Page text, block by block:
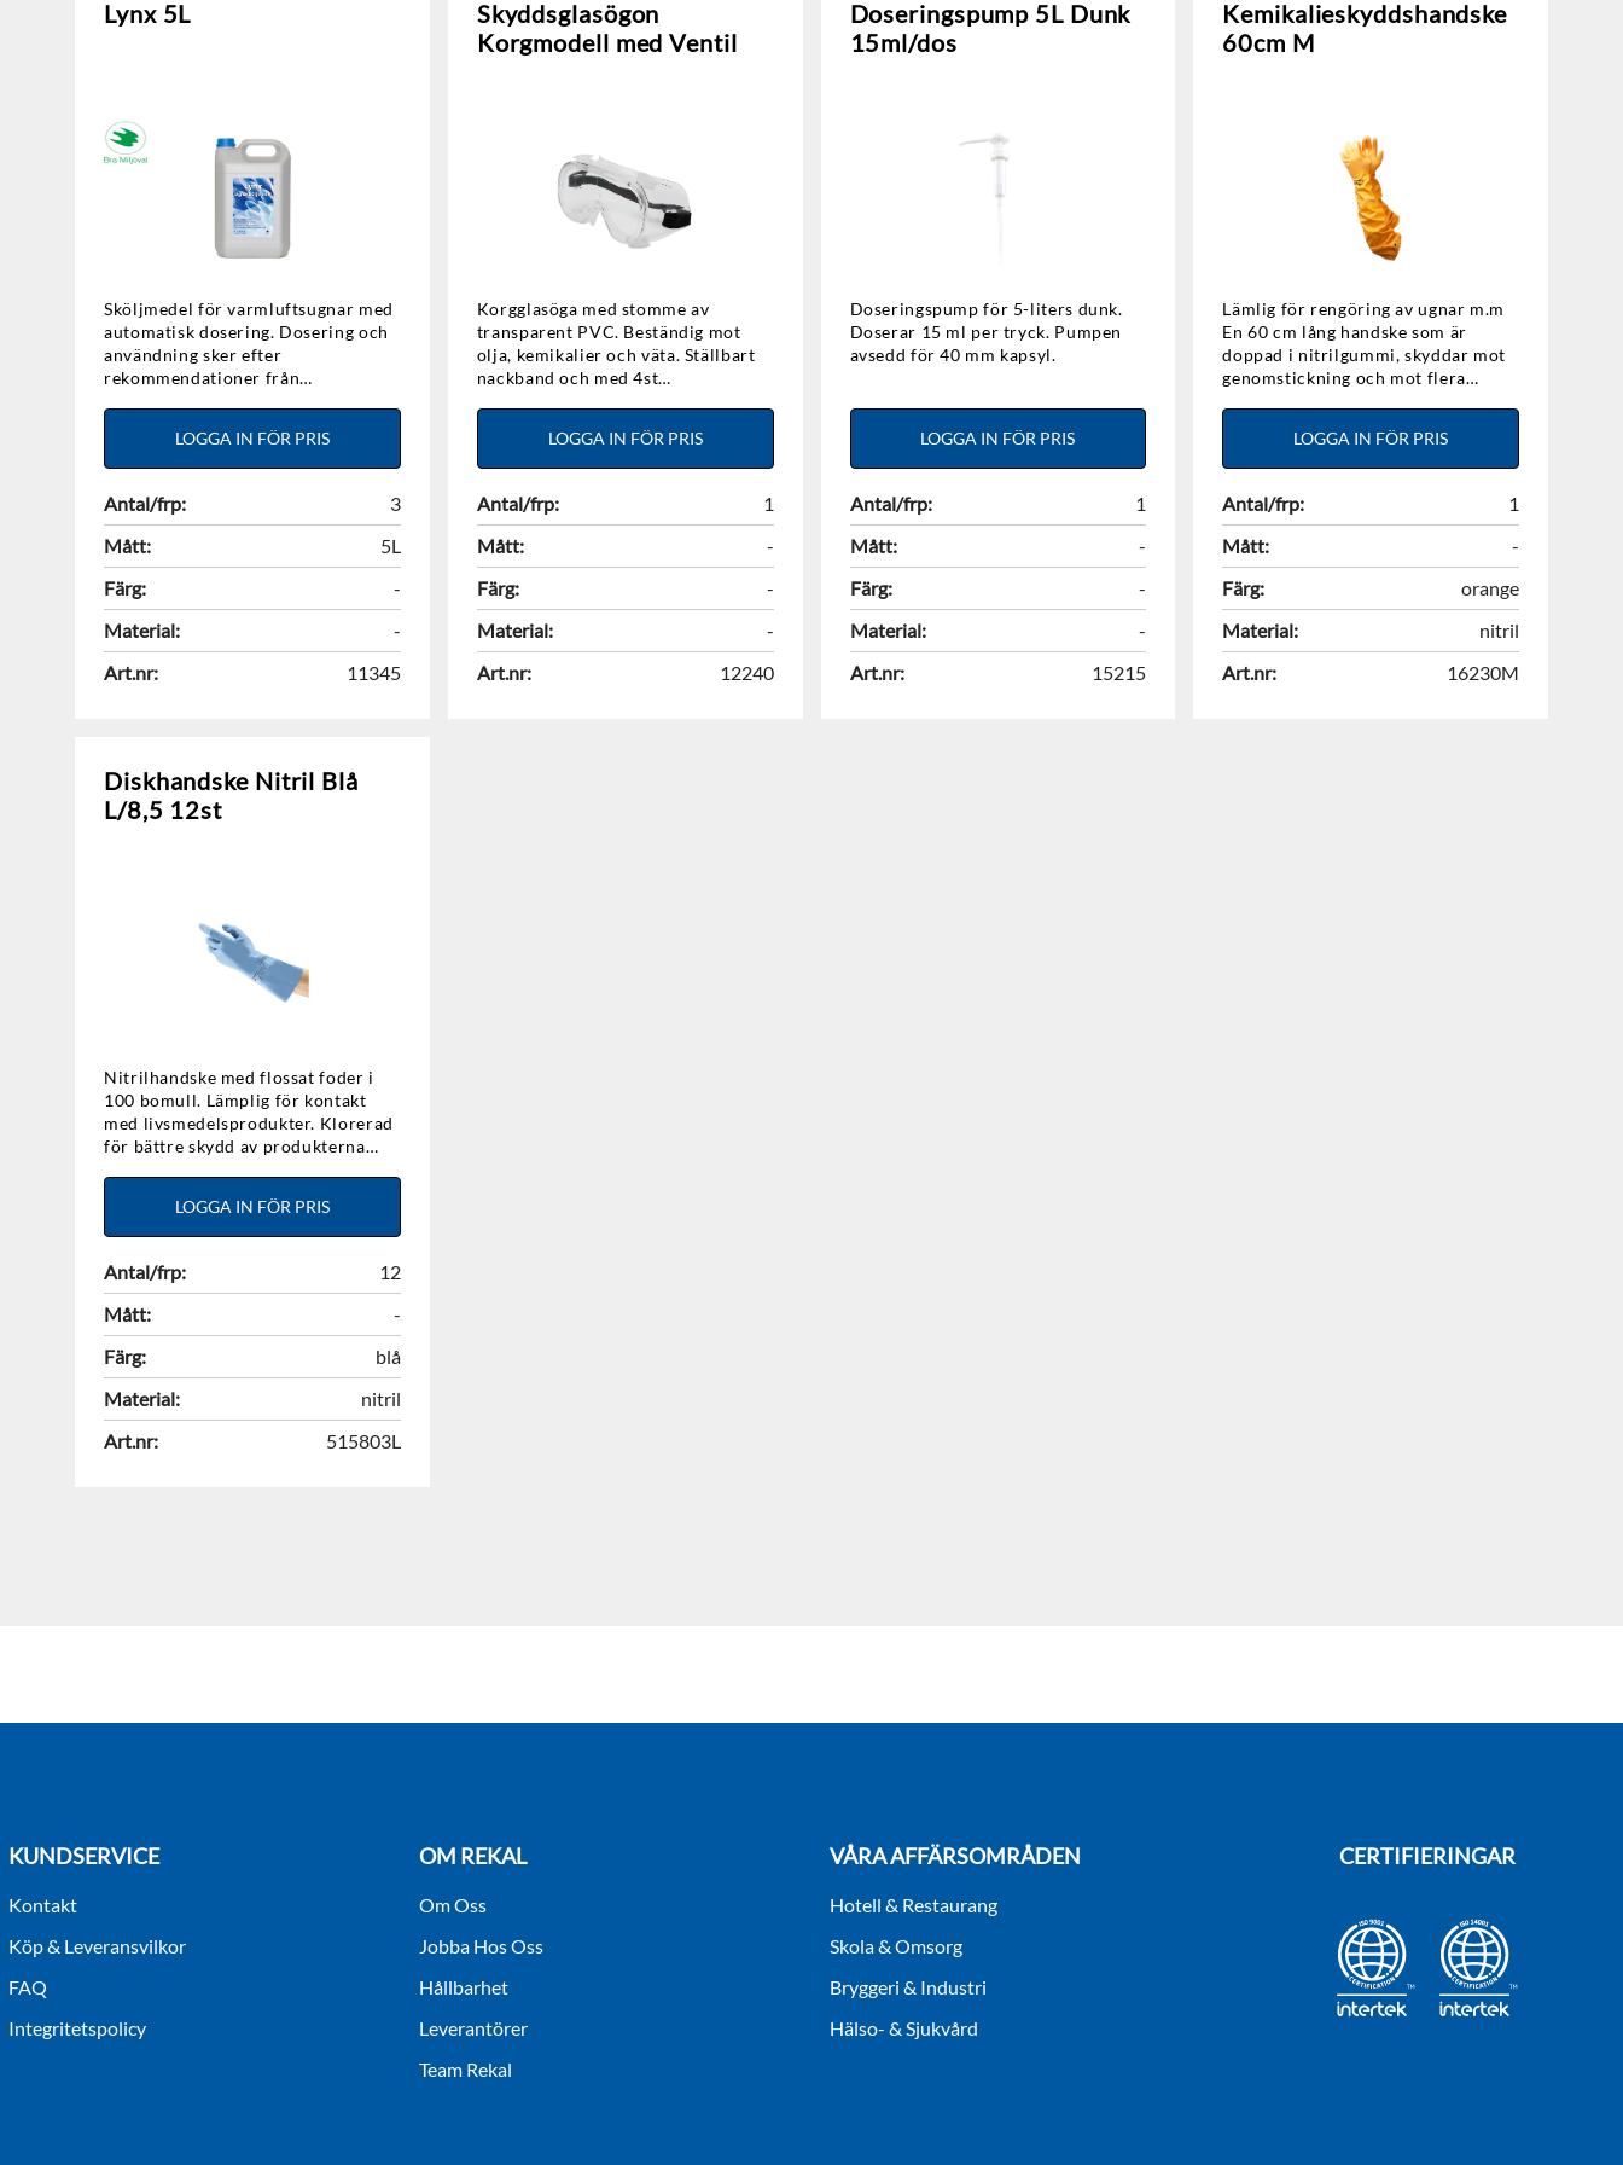
Lynx 5L
Sköljmedel för varmluftsugnar med
automatisk dosering. Dosering och
användning sker efter
rekommendationer från
LOGGA IN FÖR PRIS
Antal/frp:
3
Mått:
5L
Färg:
-
Material:
-
Art.nr:
11345
Skyddsglasögon
Korgmodell med Ventil
Korgglasöga med stomme av
transparent PVC. Beständig mot
olja, kemikalier och väta. Ställbart
nackband och med 4st
Polykarbonat. Linsfärg: Klar.
Standard: EN166:2001 klass 1 F.
CE-märkt.
LOGGA IN FÖR PRIS
Antal/frp:
1
Mått:
-
Färg:
-
Material:
-
Art.nr:
12240
Doseringspump 5L Dunk
15ml/dos
Doseringspump för 5-liters dunk.
Doserar 15 ml per tryck. Pumpen
avsedd för 40 mm kapsyl.
LOGGA IN FÖR PRIS
Antal/frp:
1
Mått:
-
Färg:
-
Material:
-
Art.nr:
15215
Kemikalieskyddshandske
60cm M
Lämlig för rengöring av ugnar m.m
En 60 cm lång handske som är
doppad i nitrilgummi, skyddar mot
genomstickning och mot flera
skön bomull.LOGGA IN FÖR PRIS
Antal/frp:
1
Mått:
-
Färg:
orange
Material:
nitril
Art.nr:
16230M
Diskhandske Nitril Blå
L/8,5 12st
Nitrilhandske med flossat foder i
100 bomull. Lämplig för kontakt
med livsmedelsprodukter. Klorerad
för bättre skydd av produkterna
mot många lösningsmedel och
oljebaserade kemikalier. Flexibel,
utmärkt fingerkänsla. Storlek L.12
par/påse.
LOGGA IN FÖR PRIS
Antal/frp:
12
Mått:
-
Färg:
blå
Material:
nitril
Art.nr:
515803L
KUNDSERVICE
Kontakt
Köp & Leveransvilkor
FAQ
Integritetspolicy
OM REKAL
Om Oss
Jobba Hos Oss
Hållbarhet
Leverantörer
Team Rekal
VÅRA AFFÄRSOMRÅDEN
Hotell & Restaurang
Skola & Omsorg
Bryggeri & Industri
Hälso- & Sjukvård
CERTIFIERINGAR